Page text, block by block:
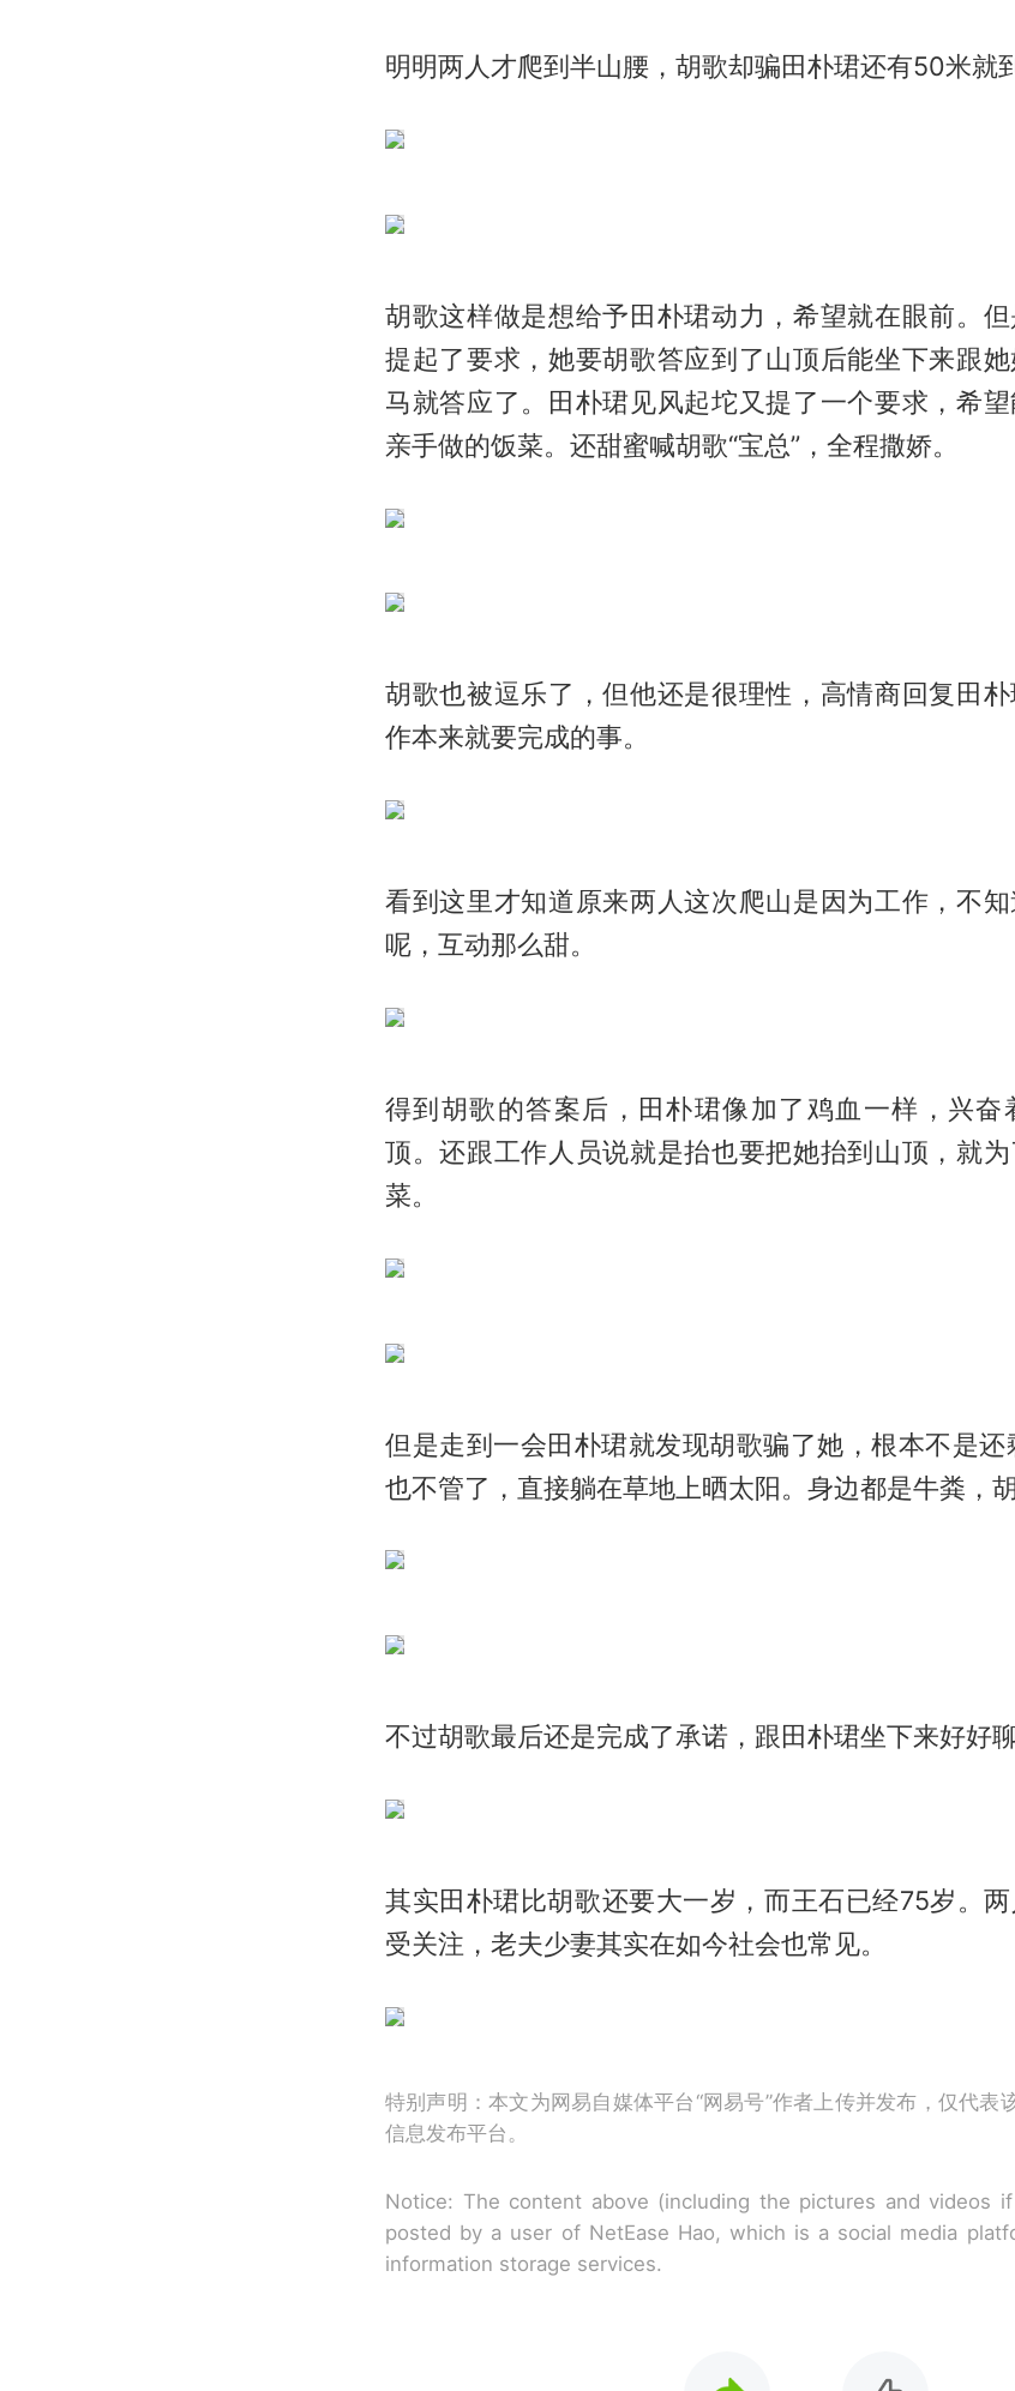
明明两人才爬到半山腰，胡歌却骗田朴珺还有50米就
胡歌这样做是想给予田朴珺动力，希望就在眼前。
提起了要求，她要胡歌答应到了山顶后能坐下来跟
马就答应了。田朴珺见风起坨又提了一个要求，希
亲手做的饭菜。还甜蜜喊胡歌“宝总”，全程撒娇。
胡歌也被逗乐了，但他还是很理性，高情商回复田
作本来就要完成的事。
看到这里才知道原来两人这次爬山是因为工作，不
呢，互动那么甜。
得到胡歌的答案后，田朴珺像加了鸡血一样，兴奋
顶。还跟工作人员说就是抬也要把她抬到山顶，就
菜。
但是走到一会田朴珺就发现胡歌骗了她，根本不是
也不管了，直接躺在草地上晒太阳。身边都是牛粪，
不过胡歌最后还是完成了承诺，跟田朴珺坐下来好好聊
其实田朴珺比胡歌还要大一岁，而王石已经75岁。
受关注，老夫少妻其实在如今社会也常见。
特别声明：本文为网易自媒体平台“网易号”作者上传并发布，仅代表
信息发布平台。
Notice: The content above (including the pictures and videos
posted by a user of NetEase Hao, which is a social media
information storage services.